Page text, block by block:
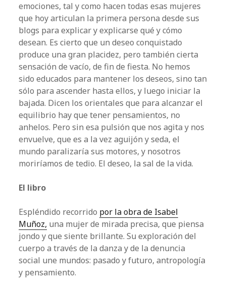
emociones, tal y como hacen todas esas mujeres
que hoy articulan la primera persona desde sus
blogs para explicar y explicarse qué y cómo
desean. Es cierto que un deseo conquistado
produce una gran placidez, pero también cierta
sensación de vacío, de fin de fiesta. No hemos
sido educados para mantener los deseos, sino tan
sólo para ascender hasta ellos, y luego iniciar la
bajada. Dicen los orientales que para alcanzar el
equilibrio hay que tener pensamientos, no
anhelos. Pero sin esa pulsión que nos agita y nos
envuelve, que es a la vez aguijón y seda, el
mundo paralizaría sus motores, y nosotros
moriríamos de tedio. El deseo, la sal de la vida.
El libro
Espléndido recorrido por la obra de Isabel
Muñoz, una mujer de mirada precisa, que piensa
jondo y que siente brillante. Su exploración del
cuerpo a través de la danza y de la denuncia
social une mundos: pasado y futuro, antropología
y pensamiento.